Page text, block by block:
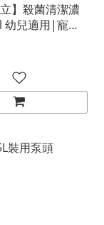
立】殺菌清潔濃
幼兒適用|寵物
防霉|抗菌|除
保|有效殺滅
毒COVID-19